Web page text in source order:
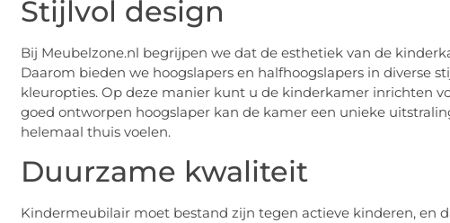
Stijlvol design
Bij Meubelzone.nl begrijpen we dat de esthetiek van de
Daarom bieden we hoogslapers en halfhoogslapers in diverse
kleuropties. Op deze manier kunt u de kinderkamer inrichten
goed ontworpen hoogslaper kan de kamer een unieke
helemaal thuis voelen.
Duurzame kwaliteit
Kindermeubilair moet bestand zijn tegen actieve kinderen, en